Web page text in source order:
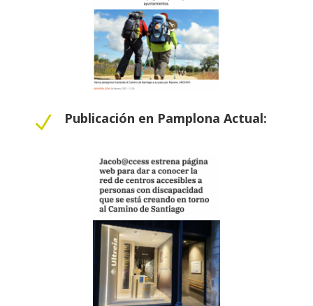
N Publicación en Pamplona Actual: